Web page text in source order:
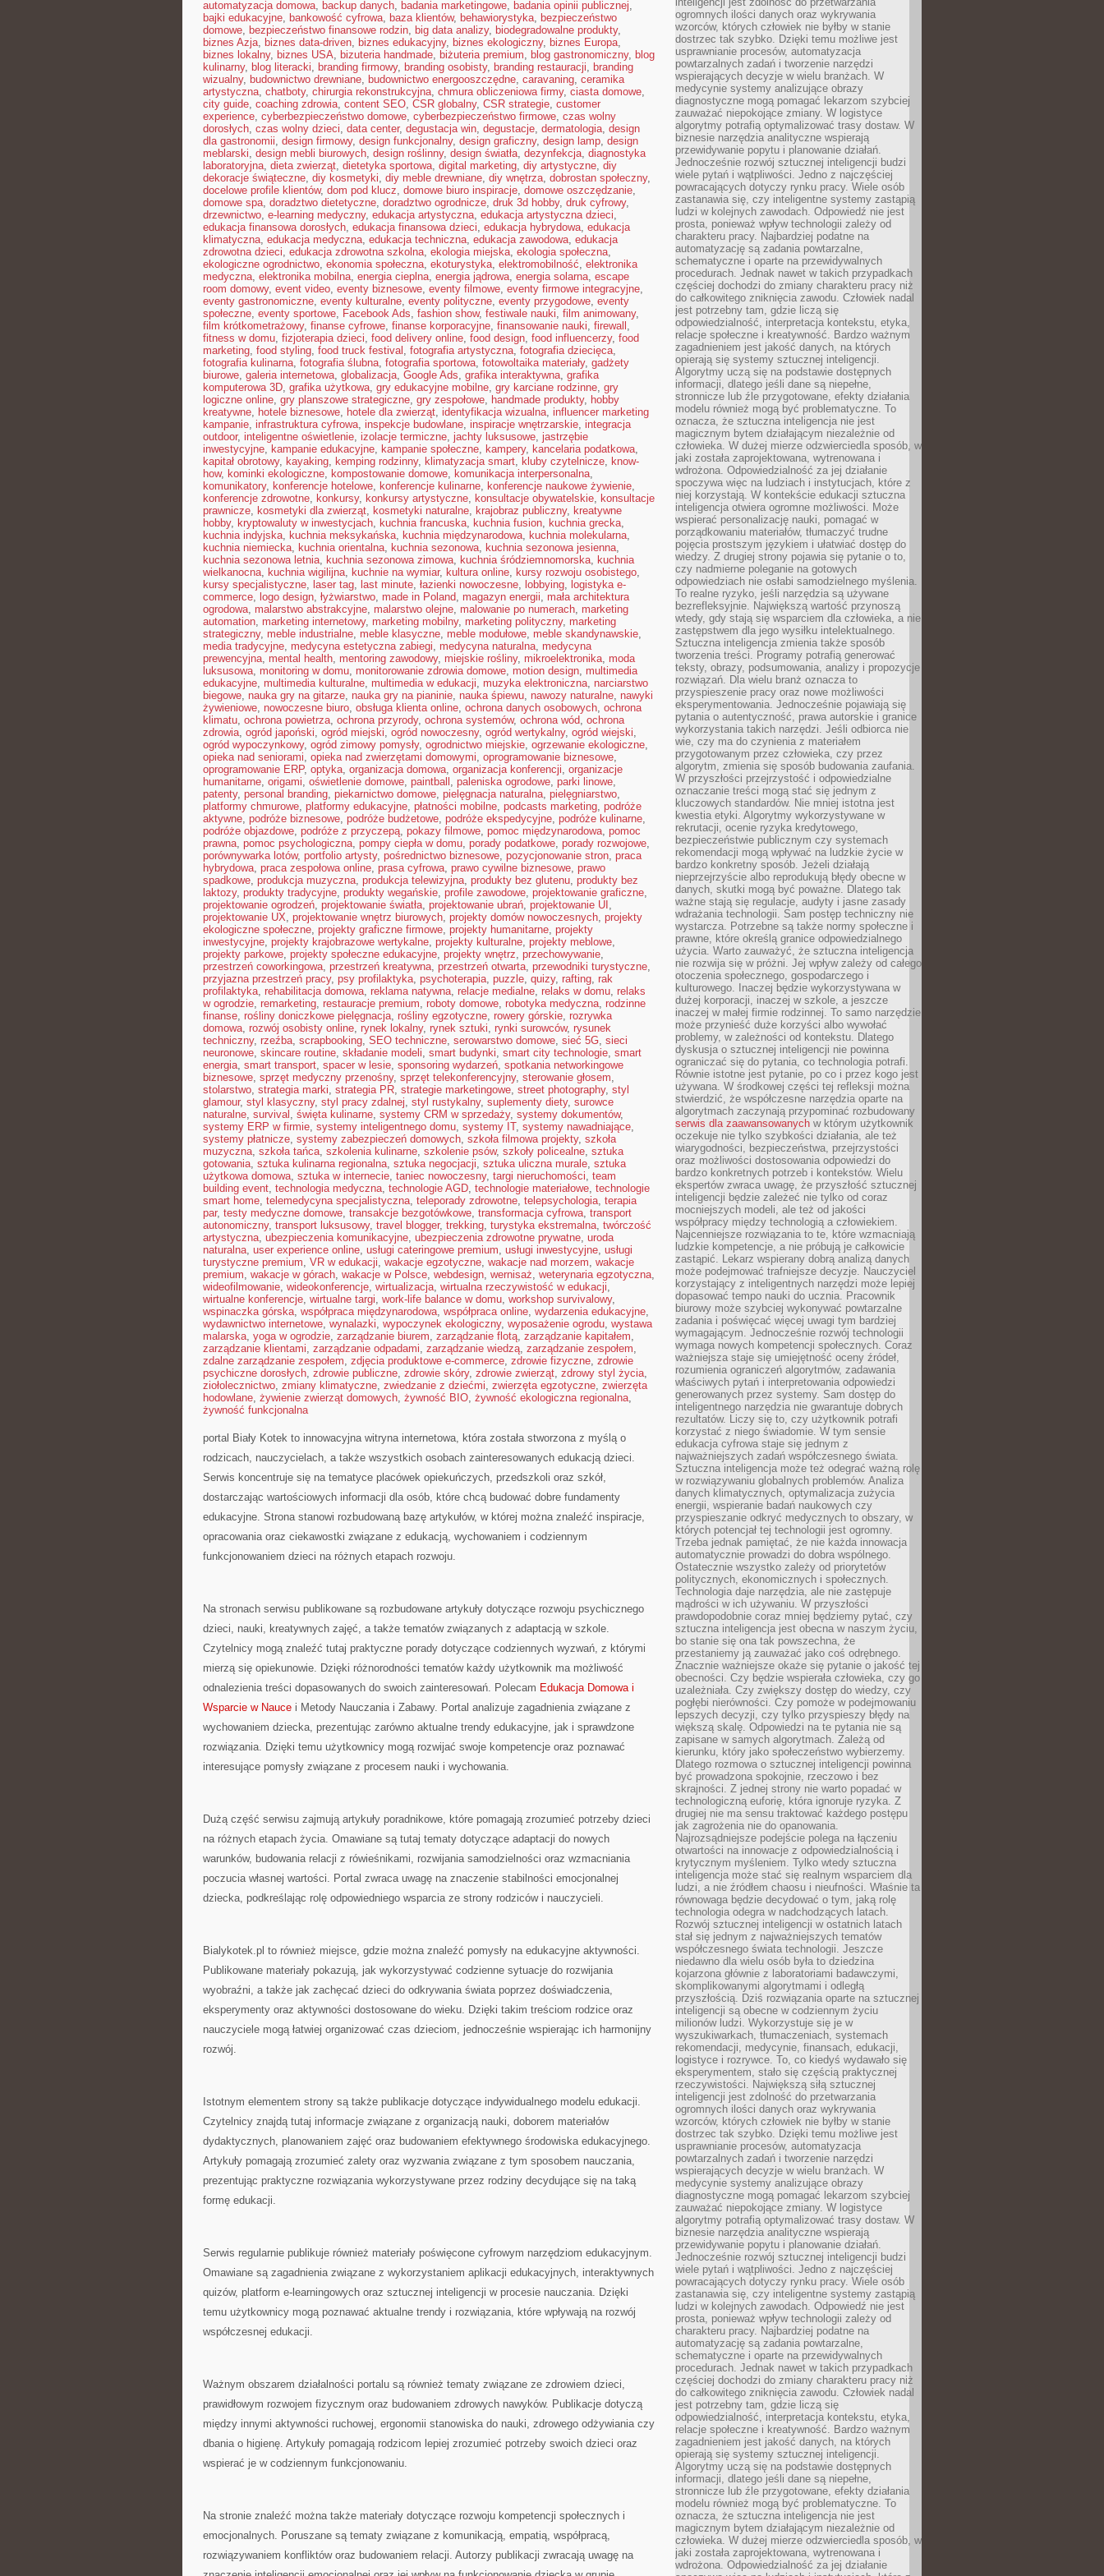
automatyzacja domowa, backup danych, badania marketingowe, badania opinii publicznej,
bajki edukacyjne, bankowość cyfrowa, baza klientów, behawiorystyka, bezpieczeństwo
domowe, bezpieczeństwo finansowe rodzin, big data analizy, biodegradowalne produkty,
biznes Azja, biznes data-driven, biznes edukacyjny, biznes ekologiczny, biznes Europa,
biznes lokalny, biznes USA, bizuteria handmade, biżuteria premium, blog gastronomiczny, blog
kulinarny, blog literacki, branding firmowy, branding osobisty, branding restauracji, branding
wizualny, budownictwo drewniane, budownictwo energooszczędne, caravaning, ceramika
artystyczna, chatboty, chirurgia rekonstrukcyjna, chmura obliczeniowa firmy, ciasta domowe,
city guide, coaching zdrowia, content SEO, CSR globalny, CSR strategie, customer
experience, cyberbezpieczeństwo domowe, cyberbezpieczeństwo firmowe, czas wolny
dorosłych, czas wolny dzieci, data center, degustacja win, degustacje, dermatologia, design
dla gastronomii, design firmowy, design funkcjonalny, design graficzny, design lamp, design
meblarski, design mebli biurowych, design roślinny, design światła, dezynfekcja, diagnostyka
laboratoryjna, dieta zwierząt, dietetyka sportowa, digital marketing, diy artystyczne, diy
dekoracje świąteczne, diy kosmetyki, diy meble drewniane, diy wnętrza, dobrostan społeczny,
docelowe profile klientów, dom pod klucz, domowe biuro inspiracje, domowe oszczędzanie,
domowe spa, doradztwo dietetyczne, doradztwo ogrodnicze, druk 3d hobby, druk cyfrowy,
drzewnictwo, e-learning medyczny, edukacja artystyczna, edukacja artystyczna dzieci,
edukacja finansowa dorosłych, edukacja finansowa dzieci, edukacja hybrydowa, edukacja
klimatyczna, edukacja medyczna, edukacja techniczna, edukacja zawodowa, edukacja
zdrowotna dzieci, edukacja zdrowotna szkolna, ekologia miejska, ekologia społeczna,
ekologiczne ogrodnictwo, ekonomia społeczna, ekoturystyka, elektromobilność, elektronika
medyczna, elektronika mobilna, energia cieplna, energia jądrowa, energia solarna, escape
room domowy, event video, eventy biznesowe, eventy filmowe, eventy firmowe integracyjne,
eventy gastronomiczne, eventy kulturalne, eventy polityczne, eventy przygodowe, eventy
społeczne, eventy sportowe, Facebook Ads, fashion show, festiwale nauki, film animowany,
film krótkometrażowy, finanse cyfrowe, finanse korporacyjne, finansowanie nauki, firewall ,
fitness w domu, fizjoterapia dzieci, food delivery online, food design, food influencerzy, food
marketing, food styling, food truck festival , fotografia artystyczna, fotografia dziecięca,
fotografia kulinarna, fotografia ślubna, fotografia sportowa, fotowoltaika materiały, gadżety
biurowe, galeria internetowa, globalizacja, Google Ads, grafika interaktywna, grafika
komputerowa 3D, grafika użytkowa, gry edukacyjne mobilne, gry karciane rodzinne, gry
logiczne online, gry planszowe strategiczne, gry zespołowe, handmade produkty, hobby
kreatywne, hotele biznesowe, hotele dla zwierząt, identyfikacja wizualna, influencer marketing
kampanie, infrastruktura cyfrowa, inspekcje budowlane, inspiracje wnętrzarskie, integracja
outdoor, inteligentne oświetlenie, izolacje termiczne, jachty luksusowe, jastrzębie
inwestycyjne, kampanie edukacyjne, kampanie społeczne, kampery, kancelaria podatkowa,
kapitał obrotowy, kayaking, kemping rodzinny, klimatyzacja smart, kluby czytelnicze, know-
how, kominki ekologiczne, kompostowanie domowe, komunikacja interpersonalna,
komunikatory, konferencje hotelowe, konferencje kulinarne, konferencje naukowe żywienie,
konferencje zdrowotne, konkursy, konkursy artystyczne, konsultacje obywatelskie, konsultacje
prawnicze, kosmetyki dla zwierząt, kosmetyki naturalne, krajobraz publiczny, kreatywne
hobby, kryptowaluty w inwestycjach, kuchnia francuska, kuchnia fusion, kuchnia grecka,
kuchnia indyjska, kuchnia meksykańska, kuchnia międzynarodowa, kuchnia molekularna,
kuchnia niemiecka, kuchnia orientalna, kuchnia sezonowa, kuchnia sezonowa jesienna,
kuchnia sezonowa letnia, kuchnia sezonowa zimowa, kuchnia śródziemnomorska, kuchnia
wielkanocna, kuchnia wigilijna, kuchnie na wymiar, kultura online, kursy rozwoju osobistego,
kursy specjalistyczne, laser tag, last minute, łazienki nowoczesne, lobbying, logistyka e-
commerce, logo design, łyżwiarstwo, made in Poland, magazyn energii, mała architektura
ogrodowa, malarstwo abstrakcyjne, malarstwo olejne, malowanie po numerach, marketing
automation, marketing internetowy, marketing mobilny, marketing polityczny, marketing
strategiczny, meble industrialne, meble klasyczne, meble modułowe, meble skandynawskie,
media tradycyjne, medycyna estetyczna zabiegi, medycyna naturalna, medycyna
prewencyjna, mental health, mentoring zawodowy, miejskie rośliny, mikroelektronika, moda
luksusowa, monitoring w domu, monitorowanie zdrowia domowe, motion design, multimedia
edukacyjne, multimedia kulturalne, multimedia w edukacji, muzyka elektroniczna, narciarstwo
biegowe, nauka gry na gitarze, nauka gry na pianinie, nauka śpiewu, nawozy naturalne, nawyki
żywieniowe, nowoczesne biuro, obsługa klienta online, ochrona danych osobowych, ochrona
klimatu, ochrona powietrza, ochrona przyrody, ochrona systemów, ochrona wód, ochrona
zdrowia, ogród japoński, ogród miejski, ogród nowoczesny, ogród wertykalny, ogród wiejski,
ogród wypoczynkowy, ogród zimowy pomysły, ogrodnictwo miejskie, ogrzewanie ekologiczne,
opieka nad seniorami, opieka nad zwierzętami domowymi, oprogramowanie biznesowe,
oprogramowanie ERP, optyka, organizacja domowa, organizacja konferencji, organizacje
humanitarne, origami, oświetlenie domowe, paintball , paleniska ogrodowe, parki linowe,
patenty, personal branding, piekarnictwo domowe, pielęgnacja naturalna, pielęgniarstwo,
platformy chmurowe, platformy edukacyjne, płatności mobilne, podcasts marketing, podróże
aktywne, podróże biznesowe, podróże budżetowe, podróże ekspedycyjne, podróże kulinarne,
podróże objazdowe, podróże z przyczepą, pokazy filmowe, pomoc międzynarodowa, pomoc
prawna, pomoc psychologiczna, pompy ciepła w domu, porady podatkowe, porady rozwojowe,
porównywarka lotów, portfolio artysty, pośrednictwo biznesowe, pozycjonowanie stron, praca
hybrydowa, praca zespołowa online, prasa cyfrowa, prawo cywilne biznesowe, prawo
spadkowe, produkcja muzyczna, produkcja telewizyjna, produkty bez glutenu, produkty bez
laktozy, produkty tradycyjne, produkty wegańskie, profile zawodowe, projektowanie graficzne,
projektowanie ogrodzeń, projektowanie światła, projektowanie ubrań, projektowanie UI ,
projektowanie UX, projektowanie wnętrz biurowych, projekty domów nowoczesnych, projekty
ekologiczne społeczne, projekty graficzne firmowe, projekty humanitarne, projekty
inwestycyjne, projekty krajobrazowe wertykalne, projekty kulturalne, projekty meblowe,
projekty parkowe, projekty społeczne edukacyjne, projekty wnętrz, przechowywanie,
przestrzeń coworkingowa, przestrzeń kreatywna, przestrzeń otwarta, przewodniki turystyczne,
przyjazna przestrzeń pracy, psy profilaktyka, psychoterapia, puzzle, quizy, rafting, rak
profilaktyka, rehabilitacja domowa, reklama natywna, relacje medialne, relaks w domu, relaks
w ogrodzie, remarketing, restauracje premium, roboty domowe, robotyka medyczna, rodzinne
finanse, rośliny doniczkowe pielęgnacja, rośliny egzotyczne, rowery górskie, rozrywka
domowa, rozwój osobisty online, rynek lokalny, rynek sztuki, rynki surowców, rysunek
techniczny, rzeźba, scrapbooking, SEO techniczne, serowarstwo domowe, sieć 5G, sieci
neuronowe, skincare routine, składanie modeli, smart budynki, smart city technologie, smart
energia, smart transport, spacer w lesie, sponsoring wydarzeń, spotkania networkingowe
biznesowe, sprzęt medyczny przenośny, sprzęt telekonferencyjny, sterowanie głosem,
stolarstwo, strategia marki, strategia PR, strategie marketingowe, street photography, styl
glamour, styl klasyczny, styl pracy zdalnej, styl rustykalny, suplementy diety, surowce
naturalne, survival , święta kulinarne, systemy CRM w sprzedaży, systemy dokumentów,
systemy ERP w firmie, systemy inteligentnego domu, systemy IT, systemy nawadniające,
systemy płatnicze, systemy zabezpieczeń domowych, szkoła filmowa projekty, szkoła
muzyczna, szkoła tańca, szkolenia kulinarne, szkolenie psów, szkoły policealne, sztuka
gotowania, sztuka kulinarna regionalna, sztuka negocjacji, sztuka uliczna murale, sztuka
użytkowa domowa, sztuka w internecie, taniec nowoczesny, targi nieruchomości, team
building event, technologia medyczna, technologie AGD, technologie materiałowe, technologie
smart home, telemedycyna specjalistyczna, teleporady zdrowotne, telepsychologia, terapia
par, testy medyczne domowe, transakcje bezgotówkowe, transformacja cyfrowa, transport
autonomiczny, transport luksusowy, travel blogger, trekking, turystyka ekstremalna, twórczość
artystyczna, ubezpieczenia komunikacyjne, ubezpieczenia zdrowotne prywatne, uroda
naturalna, user experience online, usługi cateringowe premium, usługi inwestycyjne, usługi
turystyczne premium, VR w edukacji, wakacje egzotyczne, wakacje nad morzem, wakacje
premium, wakacje w górach, wakacje w Polsce, webdesign, wernisaż, weterynaria egzotyczna,
wideofilmowanie, wideokonferencje, wirtualizacja, wirtualna rzeczywistość w edukacji,
wirtualne konferencje, wirtualne targi, work-life balance w domu, workshop survivalowy,
wspinaczka górska, współpraca międzynarodowa, współpraca online, wydarzenia edukacyjne,
wydawnictwo internetowe, wynalazki, wypoczynek ekologiczny, wyposażenie ogrodu, wystawa
malarska, yoga w ogrodzie, zarządzanie biurem, zarządzanie flotą, zarządzanie kapitałem,
zarządzanie klientami, zarządzanie odpadami, zarządzanie wiedzą, zarządzanie zespołem,
zdalne zarządzanie zespołem, zdjęcia produktowe e-commerce, zdrowie fizyczne, zdrowie
psychiczne dorosłych, zdrowie publiczne, zdrowie skóry, zdrowie zwierząt, zdrowy styl życia,
ziołolecznictwo, zmiany klimatyczne, zwiedzanie z dziećmi, zwierzęta egzotyczne, zwierzęta
hodowlane, żywienie zwierząt domowych, żywność BIO, żywność ekologiczna regionalna,
żywność funkcjonalna
portal Biały Kotek to innowacyjna witryna internetowa, która została stworzona z myślą o
rodzicach, nauczycielach, a także wszystkich osobach zainteresowanych edukacją dzieci.
Serwis koncentruje się na tematyce placówek opiekuńczych, przedszkoli oraz szkół,
dostarczając wartościowych informacji dla osób, które chcą budować dobre fundamenty
edukacyjne. Strona stanowi rozbudowaną bazę artykułów, w której można znaleźć inspiracje,
opracowania oraz ciekawostki związane z edukacją, wychowaniem i codziennym
funkcjonowaniem dzieci na różnych etapach rozwoju.
Na stronach serwisu publikowane są rozbudowane artykuły dotyczące rozwoju psychicznego
dzieci, nauki, kreatywnych zajęć, a także tematów związanych z adaptacją w szkole.
Czytelnicy mogą znaleźć tutaj praktyczne porady dotyczące codziennych wyzwań, z którymi
mierzą się opiekunowie. Dzięki różnorodności tematów każdy użytkownik ma możliwość
odnalezienia treści dopasowanych do swoich zainteresowań. Polecam Edukacja Domowa i
Wsparcie w Nauce i Metody Nauczania i Zabawy. Portal analizuje zagadnienia związane z
wychowaniem dziecka, prezentując zarówno aktualne trendy edukacyjne, jak i sprawdzone
rozwiązania. Dzięki temu użytkownicy mogą rozwijać swoje kompetencje oraz poznawać
interesujące pomysły związane z procesem nauki i wychowania.
Dużą część serwisu zajmują artykuły poradnikowe, które pomagają zrozumieć potrzeby dzieci
na różnych etapach życia. Omawiane są tutaj tematy dotyczące adaptacji do nowych
warunków, budowania relacji z rówieśnikami, rozwijania samodzielności oraz wzmacniania
poczucia własnej wartości. Portal zwraca uwagę na znaczenie stabilności emocjonalnej
dziecka, podkreślając rolę odpowiedniego wsparcia ze strony rodziców i nauczycieli.
Bialykotek.pl to również miejsce, gdzie można znaleźć pomysły na edukacyjne aktywności.
Publikowane materiały pokazują, jak wykorzystywać codzienne sytuacje do rozwijania
wyobraźni, a także jak zachęcać dzieci do odkrywania świata poprzez doświadczenia,
eksperymenty oraz aktywności dostosowane do wieku. Dzięki takim treściom rodzice oraz
nauczyciele mogą łatwiej organizować czas dzieciom, jednocześnie wspierając ich harmonijny
rozwój.
Istotnym elementem strony są także publikacje dotyczące indywidualnego modelu edukacji.
Czytelnicy znajdą tutaj informacje związane z organizacją nauki, doborem materiałów
dydaktycznych, planowaniem zajęć oraz budowaniem efektywnego środowiska edukacyjnego.
Artykuły pomagają zrozumieć zalety oraz wyzwania związane z tym sposobem nauczania,
prezentując praktyczne rozwiązania wykorzystywane przez rodziny decydujące się na taką
formę edukacji.
Serwis regularnie publikuje również materiały poświęcone cyfrowym narzędziom edukacyjnym.
Omawiane są zagadnienia związane z wykorzystaniem aplikacji edukacyjnych, interaktywnych
quizów, platform e-learningowych oraz sztucznej inteligencji w procesie nauczania. Dzięki
temu użytkownicy mogą poznawać aktualne trendy i rozwiązania, które wpływają na rozwój
współczesnej edukacji.
Ważnym obszarem działalności portalu są również tematy związane ze zdrowiem dzieci,
prawidłowym rozwojem fizycznym oraz budowaniem zdrowych nawyków. Publikacje dotyczą
między innymi aktywności ruchowej, ergonomii stanowiska do nauki, zdrowego odżywiania czy
dbania o higienę. Artykuły pomagają rodzicom lepiej zrozumieć potrzeby swoich dzieci oraz
wspierać je w codziennym funkcjonowaniu.
Na stronie znaleźć można także materiały dotyczące rozwoju kompetencji społecznych i
emocjonalnych. Poruszane są tematy związane z komunikacją, empatią, współpracą,
rozwiązywaniem konfliktów oraz budowaniem relacji. Autorzy publikacji zwracają uwagę na
ogromnych ilości danych oraz wykrywania
wzorców, których człowiek nie byłby w stanie
dostrzec tak szybko. Dzięki temu możliwe jest
usprawnianie procesów, automatyzacja
powtarzalnych zadań i tworzenie narzędzi
wspierających decyzje w wielu branżach. W
medycynie systemy analizujące obrazy
diagnostyczne mogą pomagać lekarzom szybciej
zauważać niepokojące zmiany. W logistyce
algorytmy potrafią optymalizować trasy dostaw. W
biznesie narzędzia analityczne wspierają
przewidywanie popytu i planowanie działań.
Jednocześnie rozwój sztucznej inteligencji budzi
wiele pytań i wątpliwości. Jedno z najczęściej
powracających dotyczy rynku pracy. Wiele osób
zastanawia się, czy inteligentne systemy zastąpią
ludzi w kolejnych zawodach. Odpowiedź nie jest
prosta, ponieważ wpływ technologii zależy od
charakteru pracy. Najbardziej podatne na
automatyzację są zadania powtarzalne,
schematyczne i oparte na przewidywalnych
procedurach. Jednak nawet w takich przypadkach
częściej dochodzi do zmiany charakteru pracy niż
do całkowitego zniknięcia zawodu. Człowiek nadal
jest potrzebny tam, gdzie liczą się
odpowiedzialność, interpretacja kontekstu, etyka,
relacje społeczne i kreatywność. Bardzo ważnym
zagadnieniem jest jakość danych, na których
opierają się systemy sztucznej inteligencji.
Algorytmy uczą się na podstawie dostępnych
informacji, dlatego jeśli dane są niepełne,
stronnicze lub źle przygotowane, efekty działania
modelu również mogą być problematyczne. To
oznacza, że sztuczna inteligencja nie jest
magicznym bytem działającym niezależnie od
człowieka. W dużej mierze odzwierciedla sposób, w
jaki została zaprojektowana, wytrenowana i
wdrożona. Odpowiedzialność za jej działanie
spoczywa więc na ludziach i instytucjach, które z
niej korzystają. W kontekście edukacji sztuczna
inteligencja otwiera ogromne możliwości. Może
wspierać personalizację nauki, pomagać w
porządkowaniu materiałów, tłumaczyć trudne
pojęcia prostszym językiem i ułatwiać dostęp do
wiedzy. Z drugiej strony pojawia się pytanie o to,
czy nadmierne poleganie na gotowych
odpowiedziach nie osłabi samodzielnego myślenia.
To realne ryzyko, jeśli narzędzia są używane
bezrefleksyjnie. Największą wartość przynoszą
wtedy, gdy stają się wsparciem dla człowieka, a nie
zastępstwem dla jego wysiłku intelektualnego.
Sztuczna inteligencja zmienia także sposób
tworzenia treści. Programy potrafią generować
teksty, obrazy, podsumowania, analizy i propozycje
rozwiązań. Dla wielu branż oznacza to
przyspieszenie pracy oraz nowe możliwości
eksperymentowania. Jednocześnie pojawiają się
pytania o autentyczność, prawa autorskie i granice
wykorzystania takich narzędzi. Jeśli odbiorca nie
wie, czy ma do czynienia z materiałem
przygotowanym przez człowieka, czy przez
algorytm, zmienia się sposób budowania zaufania.
W przyszłości przejrzystość i odpowiedzialne
oznaczanie treści mogą stać się jednym z
kluczowych standardów. Nie mniej istotna jest
kwestia etyki. Algorytmy wykorzystywane w
rekrutacji, ocenie ryzyka kredytowego,
bezpieczeństwie publicznym czy systemach
rekomendacji mogą wpływać na ludzkie życie w
bardzo konkretny sposób. Jeżeli działają
nieprzejrzyście albo reprodukują błędy obecne w
danych, skutki mogą być poważne. Dlatego tak
ważne stają się regulacje, audyty i jasne zasady
wdrażania technologii. Sam postęp techniczny nie
wystarcza. Potrzebne są także normy społeczne i
prawne, które określą granice odpowiedzialnego
użycia. Warto zauważyć, że sztuczna inteligencja
nie rozwija się w próżni. Jej wpływ zależy od całego
otoczenia społecznego, gospodarczego i
kulturowego. Inaczej będzie wykorzystywana w
dużej korporacji, inaczej w szkole, a jeszcze
inaczej w małej firmie rodzinnej. To samo narzędzie
może przynieść duże korzyści albo wywołać
problemy, w zależności od kontekstu. Dlatego
dyskusja o sztucznej inteligencji nie powinna
ograniczać się do pytania, co technologia potrafi.
Równie istotne jest pytanie, po co i przez kogo jest
używana. W środkowej części tej refleksji można
stwierdzić, że współczesne narzędzia oparte na
algorytmach zaczynają przypominać rozbudowany
serwis dla zaawansowanych w którym użytkownik
oczekuje nie tylko szybkości działania, ale też
wiarygodności, bezpieczeństwa, przejrzystości
oraz możliwości dostosowania odpowiedzi do
bardzo konkretnych potrzeb i kontekstów. Wielu
ekspertów zwraca uwagę, że przyszłość sztucznej
inteligencji będzie zależeć nie tylko od coraz
mocniejszych modeli, ale też od jakości
współpracy między technologią a człowiekiem.
Najcenniejsze rozwiązania to te, które wzmacniają
ludzkie kompetencje, a nie próbują je całkowicie
zastąpić. Lekarz wspierany dobrą analizą danych
może podejmować trafniejsze decyzje. Nauczyciel
korzystający z inteligentnych narzędzi może lepiej
dopasować tempo nauki do ucznia. Pracownik
biurowy może szybciej wykonywać powtarzalne
zadania i poświęcać więcej uwagi tym bardziej
wymagającym. Jednocześnie rozwój technologii
wymaga nowych kompetencji społecznych. Coraz
ważniejsza staje się umiejętność oceny źródeł,
rozumienia ograniczeń algorytmów, zadawania
właściwych pytań i interpretowania odpowiedzi
generowanych przez systemy. Sam dostęp do
inteligentnego narzędzia nie gwarantuje dobrych
rezultatów. Liczy się to, czy użytkownik potrafi
korzystać z niego świadomie. W tym sensie
edukacja cyfrowa staje się jednym z
najważniejszych zadań współczesnego świata.
Sztuczna inteligencja może też odegrać ważną rolę
w rozwiązywaniu globalnych problemów. Analiza
danych klimatycznych, optymalizacja zużycia
energii, wspieranie badań naukowych czy
przyspieszanie odkryć medycznych to obszary, w
których potencjał tej technologii jest ogromny.
Trzeba jednak pamiętać, że nie każda innowacja
automatycznie prowadzi do dobra wspólnego.
Ostatecznie wszystko zależy od priorytetów
politycznych, ekonomicznych i społecznych.
Technologia daje narzędzia, ale nie zastępuje
mądrości w ich używaniu. W przyszłości
prawdopodobnie coraz mniej będziemy pytać, czy
sztuczna inteligencja jest obecna w naszym życiu,
bo stanie się ona tak powszechna, że
przestaniemy ją zauważać jako coś odrębnego.
Znacznie ważniejsze okaże się pytanie o jakość tej
obecności. Czy będzie wspierała człowieka, czy go
uzależniała. Czy zwiększy dostęp do wiedzy, czy
pogłębi nierówności. Czy pomoże w podejmowaniu
lepszych decyzji, czy tylko przyspieszy błędy na
większą skalę. Odpowiedzi na te pytania nie są
zapisane w samych algorytmach. Zależą od
kierunku, który jako społeczeństwo wybierzemy.
Dlatego rozmowa o sztucznej inteligencji powinna
być prowadzona spokojnie, rzeczowo i bez
skrajności. Z jednej strony nie warto popadać w
technologiczną euforię, która ignoruje ryzyka. Z
drugiej nie ma sensu traktować każdego postępu
jak zagrożenia nie do opanowania.
Najrozsądniejsze podejście polega na łączeniu
otwartości na innowacje z odpowiedzialnością i
krytycznym myśleniem. Tylko wtedy sztuczna
inteligencja może stać się realnym wsparciem dla
ludzi, a nie źródłem chaosu i nieufności. Właśnie ta
równowaga będzie decydować o tym, jaką rolę
technologia odegra w nadchodzących latach.
Rozwój sztucznej inteligencji w ostatnich latach
stał się jednym z najważniejszych tematów
współczesnego świata technologii. Jeszcze
niedawno dla wielu osób była to dziedzina
kojarzona głównie z laboratoriami badawczymi,
skomplikowanymi algorytmami i odległą
przyszłością. Dziś rozwiązania oparte na sztucznej
inteligencji są obecne w codziennym życiu
milionów ludzi. Wykorzystuje się je w
wyszukiwarkach, tłumaczeniach, systemach
rekomendacji, medycynie, finansach, edukacji,
logistyce i rozrywce. To, co kiedyś wydawało się
eksperymentem, stało się częścią praktycznej
rzeczywistości. Największą siłą sztucznej
inteligencji jest zdolność do przetwarzania
ogromnych ilości danych oraz wykrywania
wzorców, których człowiek nie byłby w stanie
dostrzec tak szybko. Dzięki temu możliwe jest
usprawnianie procesów, automatyzacja
powtarzalnych zadań i tworzenie narzędzi
wspierających decyzje w wielu branżach. W
medycynie systemy analizujące obrazy
diagnostyczne mogą pomagać lekarzom szybciej
zauważać niepokojące zmiany. W logistyce
algorytmy potrafią optymalizować trasy dostaw. W
biznesie narzędzia analityczne wspierają
przewidywanie popytu i planowanie działań.
Jednocześnie rozwój sztucznej inteligencji budzi
wiele pytań i wątpliwości. Jedno z najczęściej
powracających dotyczy rynku pracy. Wiele osób
zastanawia się, czy inteligentne systemy zastąpią
ludzi w kolejnych zawodach. Odpowiedź nie jest
prosta, ponieważ wpływ technologii zależy od
charakteru pracy. Najbardziej podatne na
automatyzację są zadania powtarzalne,
schematyczne i oparte na przewidywalnych
procedurach. Jednak nawet w takich przypadkach
częściej dochodzi do zmiany charakteru pracy niż
do całkowitego zniknięcia zawodu. Człowiek nadal
jest potrzebny tam, gdzie liczą się
odpowiedzialność, interpretacja kontekstu, etyka,
relacje społeczne i kreatywność. Bardzo ważnym
zagadnieniem jest jakość danych, na których
opierają się systemy sztucznej inteligencji.
Algorytmy uczą się na podstawie dostępnych
informacji, dlatego jeśli dane są niepełne,
stronnicze lub źle przygotowane, efekty działania
modelu również mogą być problematyczne. To
oznacza, że sztuczna inteligencja nie jest
magicznym bytem działającym niezależnie od
człowieka. W dużej mierze odzwierciedla sposób, w
jaki została zaprojektowana, wytrenowana i
wdrożona. Odpowiedzialność za jej działanie